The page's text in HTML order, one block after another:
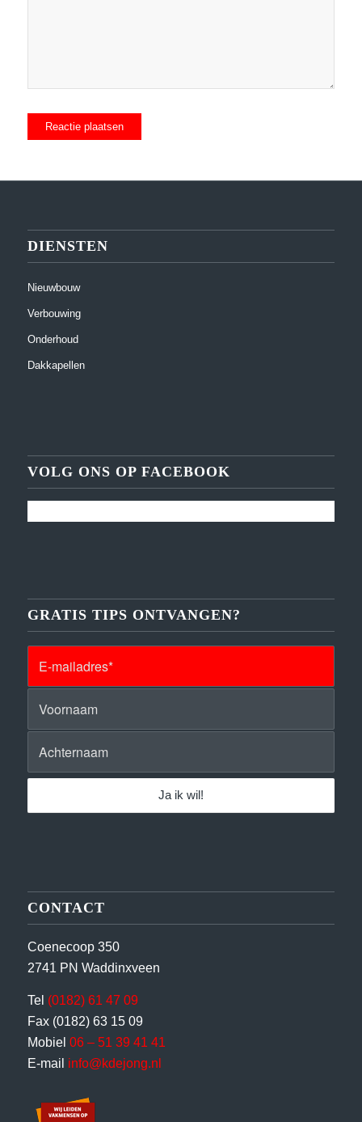
DIENSTEN
Nieuwbouw
Verbouwing
Onderhoud
Dakkapellen
VOLG ONS OP FACEBOOK
GRATIS TIPS ONTVANGEN?
CONTACT
Coenecoop 350
2741 PN Waddinxveen
Tel (0182) 61 47 09
Fax (0182) 63 15 09
Mobiel 06 – 51 39 41 41
E-mail info@kdejong.nl